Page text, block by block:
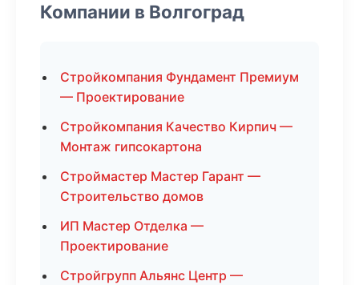
Компании в Волгоград
Стройкомпания Фундамент Премиум
— Проектирование
Стройкомпания Качество Кирпич —
Монтаж гипсокартона
Строймастер Мастер Гарант —
Строительство домов
ИП Мастер Отделка —
Проектирование
Стройгрупп Альянс Центр —